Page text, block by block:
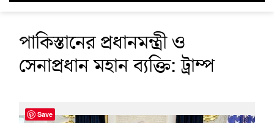
পাকিস্তানের প্রধানমন্ত্রী ও
সেনাপ্রধান মহান ব্যক্তি: ট্রাম্প
Save